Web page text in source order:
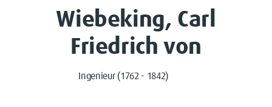
Wiebeking, Carl
Friedrich von
Ingenieur (1762 - 1842)